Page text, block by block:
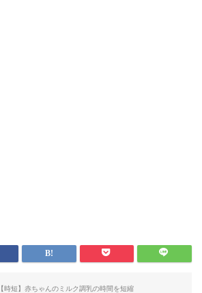
【時短】赤ちゃんのミルク調乳の時間を短縮